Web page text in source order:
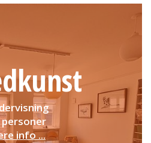
personer
info ...